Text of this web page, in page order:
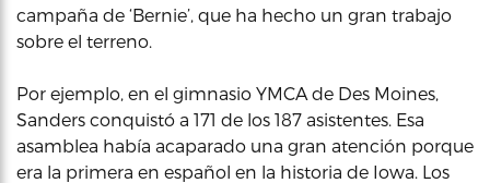
campaña de ‘Bernie’, que ha hecho un gran trabajo
sobre el terreno.
Por ejemplo, en el gimnasio YMCA de Des Moines,
Sanders conquistó a 171 de los 187 asistentes. Esa
asamblea había acaparado una gran atención porque
era la primera en español en la historia de Iowa. Los